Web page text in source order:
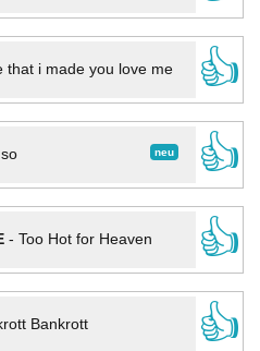
that i made you love me
👍
neu
👍
- Too Hot for Heaven
👍
Bankrott
👍